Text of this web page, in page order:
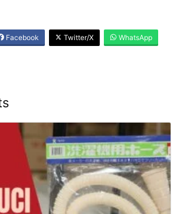
Facebook Twitter/X WhatsApp